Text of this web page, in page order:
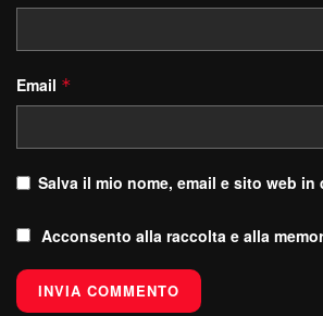
Email *
Salva il mio nome, email e sito web
Acconsento alla raccolta e alla